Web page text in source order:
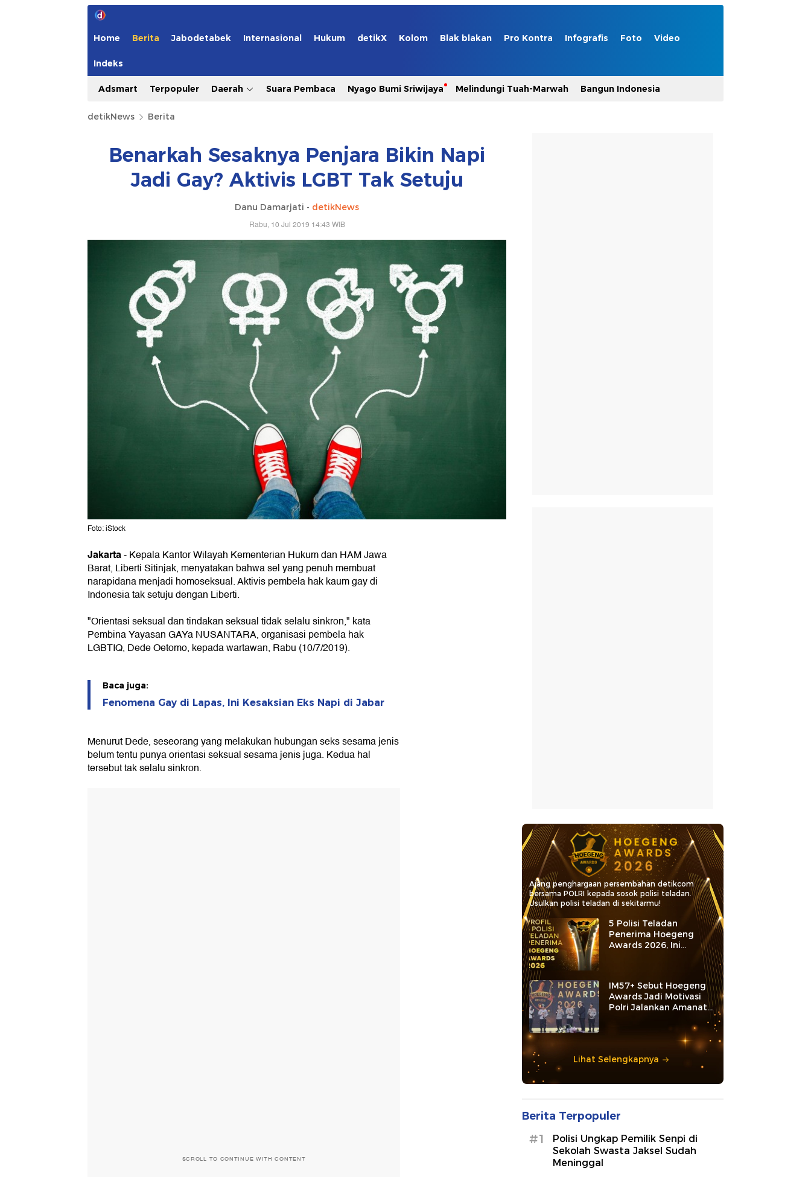
Home Berita Jabodetabek Internasional Hukum detikX Kolom Blak blakan Pro Kontra Infografis Foto Video
Indeks
Adsmart Terpopuler Daerah Suara Pembaca Nyago Bumi Sriwijaya Melindungi Tuah-Marwah Bangun Indonesia
detikNews Berita
Benarkah Sesaknya Penjara Bikin Napi
Jadi Gay? Aktivis LGBT Tak Setuju
Danu Damarjati - detikNews
Rabu, 10 Jul 2019 14:43 WIB
Foto: iStock
Jakarta-Kepala Kantor Wilayah Kementerian Hukum dan HAM Jawa
Barat, Liberti Sitinjak, menyatakan bahwa sel yang penuh membuat
narapidana menjadi homoseksual. Aktivis pembela hak kaum gay di
Indonesia tak setuju dengan Liberti.
"Orientasi seksual dan tindakan seksual tidak selalu sinkron," kata
Pembina Yayasan GAYa NUSANTARA, organisasi pembela hak
LGBTIQ, Dede Oetomo, kepada wartawan, Rabu (10/7/2019).
Baca juga:
Fenomena Gay di Lapas, Ini Kesaksian Eks Napi di Jabar
Menurut Dede, seseorang yang melakukan hubungan seks sesama jenis
belum tentu punya orientasi seksual sesama jenis juga. Kedua hal
tersebut tak selalu sinkron.
SCROLL TO CONTINUE WITH CONTENT
Ajang penghargaan persembahan detikcom
bersama POLRI kepada sosok polisi teladan.
Usulkan polisi teladan di sekitarmu!
5 Polisi Teladan
Penerima Hoegeng
Awards 2026, Ini
Kategori dan Kiprahnya
IM57+ Sebut Hoegeng
Awards Jadi Motivasi
Polri Jalankan Amanat
Lihat Selengkapnya
Berita Terpopuler
#1
Polisi Ungkap Pemilik Senpi di
Sekolah Swasta Jaksel Sudah
Meninggal